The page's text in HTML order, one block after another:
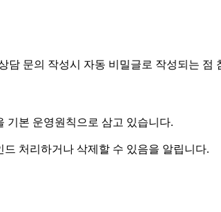
문의 작성시 자동 비밀글로 작성되는 점
기본 운영원칙으로 삼고 있습니다.
처리하거나 삭제할 수 있음을 알립니다.